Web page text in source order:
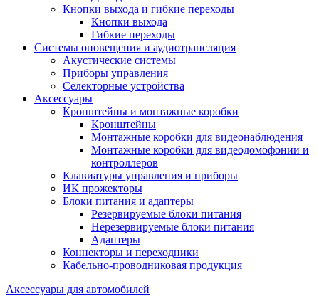
Кнопки выхода и гибкие переходы
Кнопки выхода
Гибкие переходы
Системы оповещения и аудиотрансляция
Акустические системы
Приборы управления
Селекторные устройства
Аксессуары
Кронштейны и монтажные коробки
Кронштейны
Монтажные коробки для видеонаблюдения
Монтажные коробки для видеодомофонии и
контроллеров
Клавиатуры управления и приборы
ИК прожекторы
Блоки питания и адаптеры
Резервируемые блоки питания
Нерезервируемые блоки питания
Адаптеры
Коннекторы и переходники
Кабельно-проводниковая продукция
Аксессуары для автомобилей